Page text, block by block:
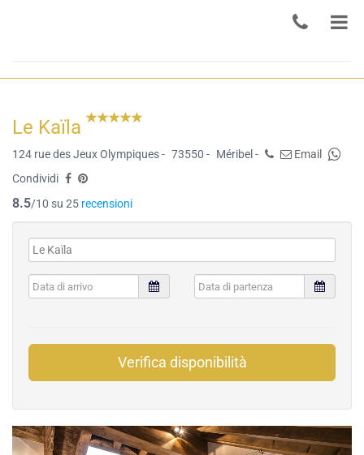
Le Kaïla
124 rue des Jeux Olympiques - 73550 - Méribel -
Email
Condividi
8.5/10 su 25 recensioni
Verifica disponibilità